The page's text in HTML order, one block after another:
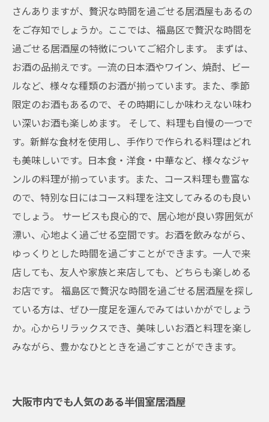
さんありますが、贅沢な時間を過ごせる居酒屋もあるの
をご存知でしょうか。ここでは、福島区で贅沢な時間を
過ごせる居酒屋の特徴についてご紹介します。 まずは、
お酒の品揃えです。一流の日本酒やワイン、焼酎、ビー
ルなど、様々な種類のお酒が揃っています。また、季節
限定のお酒もあるので、その時期にしか味わえない味わ
い深いお酒も楽しめます。 そして、料理も自慢の一つで
す。新鮮な食材を使用し、手作りで作られる料理はどれ
も美味しいです。日本食・洋食・中華など、様々なジャ
ンルの料理が揃っています。また、コース料理も豊富な
ので、特別な日にはコース料理を注文してみるのも良い
でしょう。 サービスも良心的で、居心地が良い雰囲気が
漂い、心地よく過ごせる空間です。お酒を飲みながら、
ゆっくりとした時間を過ごすことができます。一人で来
店しても、友人や家族と来店しても、どちらも楽しめる
お店です。 福島区で贅沢な時間を過ごせる居酒屋を探し
ている方は、ぜひ一度足を運んでみてはいかがでしょう
か。心からリラックスでき、美味しいお酒と料理を楽し
みながら、豊かなひとときを過ごすことができます。
大阪市内でも人気のある半個室居酒屋